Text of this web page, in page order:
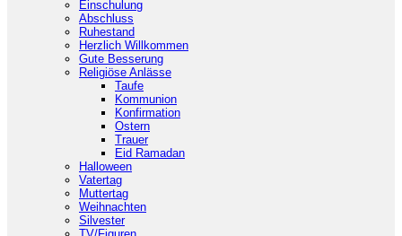
Einschulung
Abschluss
Ruhestand
Herzlich Willkommen
Gute Besserung
Religiöse Anlässe
Taufe
Kommunion
Konfirmation
Ostern
Trauer
Eid Ramadan
Halloween
Vatertag
Muttertag
Weihnachten
Silvester